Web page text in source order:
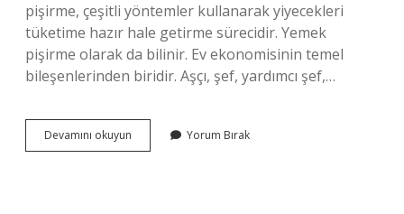
pişirme, çeşitli yöntemler kullanarak yiyecekleri
tüketime hazır hale getirme sürecidir. Yemek
pişirme olarak da bilinir. Ev ekonomisinin temel
bileşenlerinden biridir. Aşçı, şef, yardımcı şef,…
Devamını okuyun Osmanlıda
Aşçı
Yorum Bırak